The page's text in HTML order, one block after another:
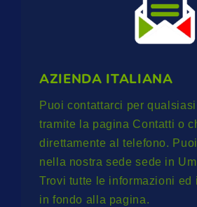
AZIENDA ITALIANA
Puoi contattarci per
tramite la pagina Contatti o
direttamente al telefono.
nella nostra sede sede in
Trovi tutte le informazioni ed
in fondo alla pagina.